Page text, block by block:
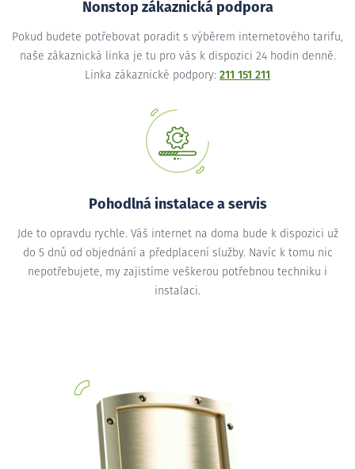
Nonstop zákaznická podpora
Pokud budete potřebovat poradit s výběrem internetového tarifu,
naše zákaznická linka je tu pro vás k dispozici 24 hodin denně.
Linka zákaznické podpory: 211 151 211
Pohodlná instalace a servis
Jde to opravdu rychle. Váš internet na doma bude k dispozici už
do 5 dnů od objednání a předplacení služby. Navíc k tomu nic
nepotřebujete, my zajistíme veškerou potřebnou techniku i
instalaci.